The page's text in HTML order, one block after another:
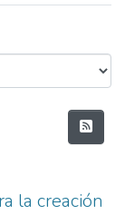
la creación